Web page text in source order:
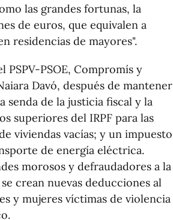
las grandes fortunas, la
de euros, que equivalen a
residencias de mayores".
PSPV-PSOE, Compromís y
Davó, después de mantener
senda de la justicia fiscal y la
superiores del IRPF para las
viviendas vacías; y un impuesto
de energía eléctrica.
morosos y defraudadores a la
crean nuevas deducciones al
y mujeres víctimas de violencia